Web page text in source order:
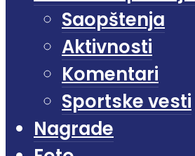
Saopštenja
Aktivnosti
Komentari
Sportske vesti
Nagrade